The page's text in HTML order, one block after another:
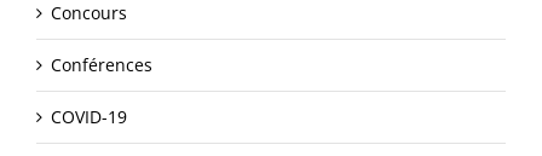
Concours
Conférences
COVID-19